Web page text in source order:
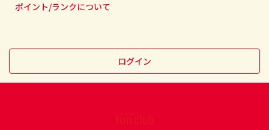
ポイント/ランクについて
ログイン